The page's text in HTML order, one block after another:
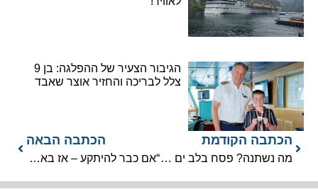
הגיבור הצעיר של ההפלגה: בן 9
צלל לבריכה והחזיר אוצר שאבד
הכתבה הקודמת
מה נשתנה? פסח בלב ים בסיפונה של קראון איריס
הכתבה הבאה
“אם כבר להיתקע – אז באונייה”: נוסעת ישראלית חווה יום שייט לא מתוכנן